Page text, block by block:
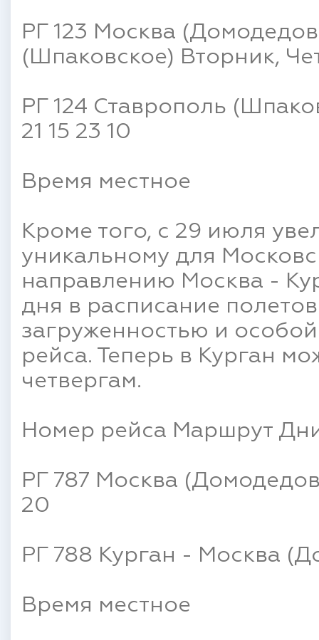
РГ 123 Москва
(Шпаковское) Вторник,
РГ 124 Ставрополь
21 15 23 10
Время местное
Кроме того, с 29 июля
уникальному для
направлению Москва -
дня в расписание
загруженностью и
рейса. Теперь в Курган
четвергам.
Номер рейса Маршрут
РГ 787 Москва
20
РГ 788 Курган - Москва
Время местное